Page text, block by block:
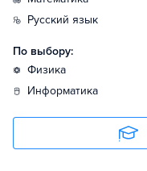
русский язык
По выбору:
физика
информатика